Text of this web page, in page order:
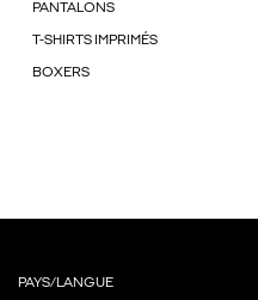
PANTALONS
T-SHIRTS IMPRIMÉS
BOXERS
PAYS/LANGUE